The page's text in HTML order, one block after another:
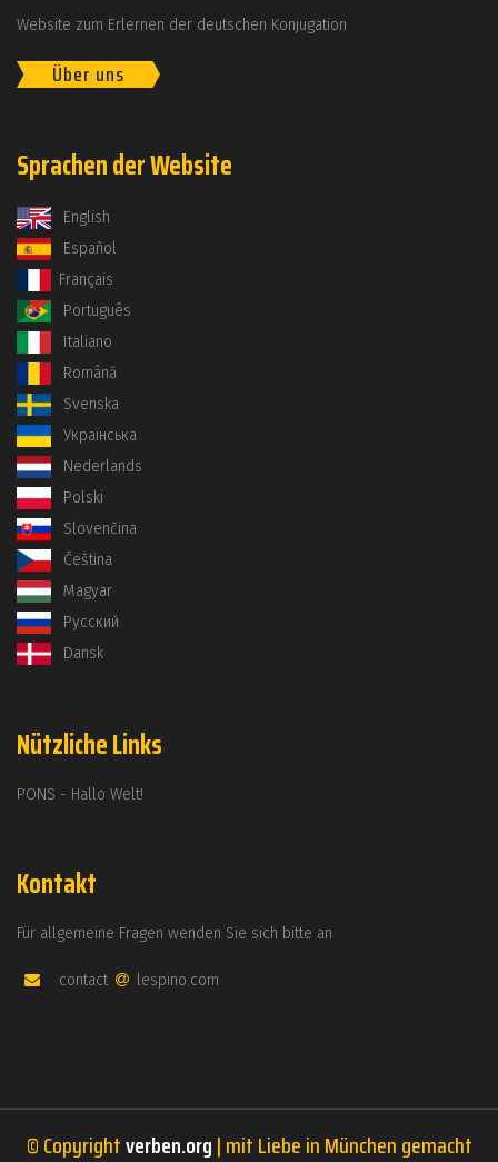
Website zum Erlernen der deutschen Konjugation
Über uns
Sprachen der Website
English
Español
Français
Português
Italiano
Română
Svenska
Українська
Nederlands
Polski
Slovenčina
Čeština
Magyar
Русский
Dansk
Nützliche Links
PONS - Hallo Welt!
Kontakt
Für allgemeine Fragen wenden Sie sich bitte an
contact lespino.com
© Copyrightverben.org| mit Liebe in München gemacht